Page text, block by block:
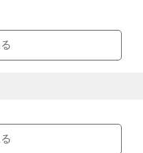
ーア・モバイルビューア